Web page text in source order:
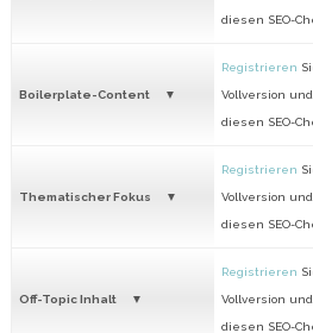
diesen SEO-
Boilerplate-Content
Registrieren
Vollversion
diesen SEO-
Thematischer Fokus
Registrieren
Vollversion
diesen SEO-
Off-Topic Inhalt
Registrieren
Vollversion
diesen SEO-